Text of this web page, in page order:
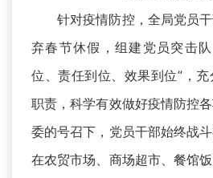
针对疫情防控，全局党员
弃春节休假，组建党员突击
位、责任到位、效果到位”，
职责，科学有效做好疫情防控
委的号召下，党员干部始终战
在农贸市场、商场超市、餐馆